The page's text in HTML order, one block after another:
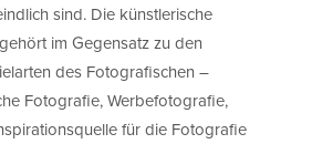
sind. Die künstlerische
im Gegensatz zu den
des Fotografischen –
Fotografie, Werbefotografie,
für die Fotografie